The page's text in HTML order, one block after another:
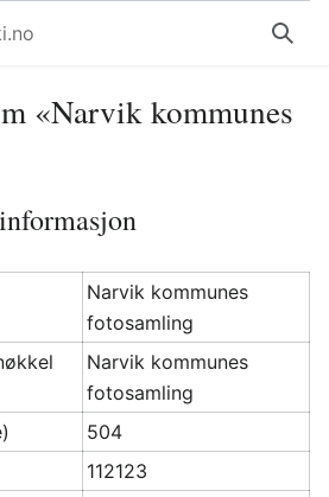
Søk
«Narvik kommunes
Narvik kommunes
fotosamling
Narvik kommunes
fotosamling
504
112123